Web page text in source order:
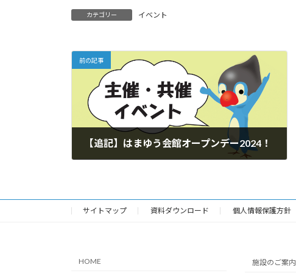
ai
e
o
o
k
カテゴリー イベント
前の記事
【追記】はまゆう会館オープンデー2024！
サイトマップ 資料ダウンロード 個人情報保護方針
HOME 施設のご案内